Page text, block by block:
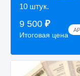
10 штук.
9 500 ₽
Итоговая цена